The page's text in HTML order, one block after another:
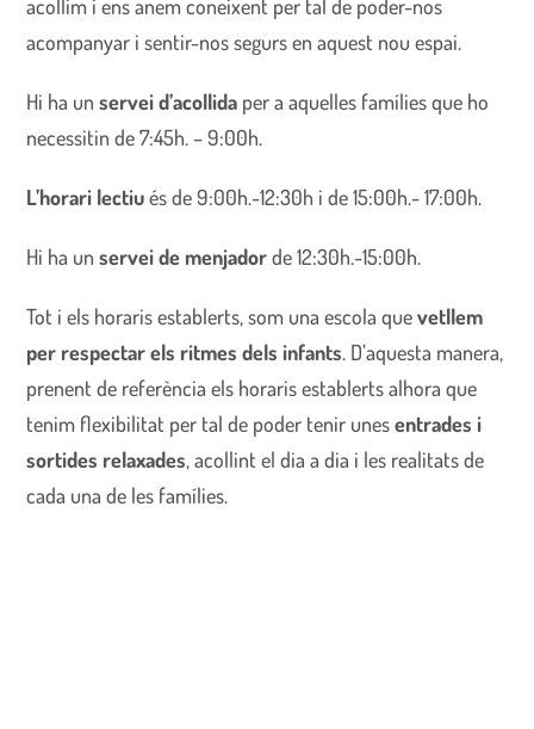
acollim i ens anem coneixent per tal de poder-nos
acompanyar i sentir-nos segurs en aquest nou espai.
Hi ha unservei d’acollida per a aquelles famílies que ho
necessitin de 7:45h. – 9:00h.
L’horari lectiués de 9:00h.-12:30h i de 15:00h.- 17:00h.
Hi ha unservei de menjadorde 12:30h.-15:00h.
Tot i els horaris establerts, som una escola quevetllem
per respectar els ritmes dels infants. D’aquesta manera,
prenent de referència els horaris establerts alhora que
tenim flexibilitat per tal de poder tenir unesentrades i
sortides relaxades, acollint el dia a dia i les realitats de
cada una de les famílies.